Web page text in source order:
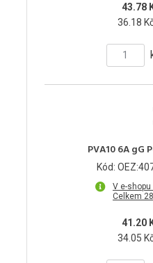
43.78
36.18
PVA10 6A gG
Kód:
V e-
Celkem
41.20
34.05